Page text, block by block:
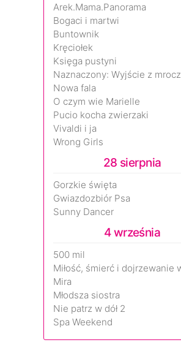
Arek.Mama.Panorama
Bogaci i martwi
Buntownik
Kręciołek
Księga pustyni
Nowa fala
O czym wie Marielle
Pucio kocha zwierzaki
Vivaldi i ja
Wrong Girls
28 sierpnia
Gorzkie święta
Gwiazdozbiór Psa
Sunny Dancer
4 września
500 mil
Mira
Młodsza siostra
Nie patrz w dół 2
Spa Weekend